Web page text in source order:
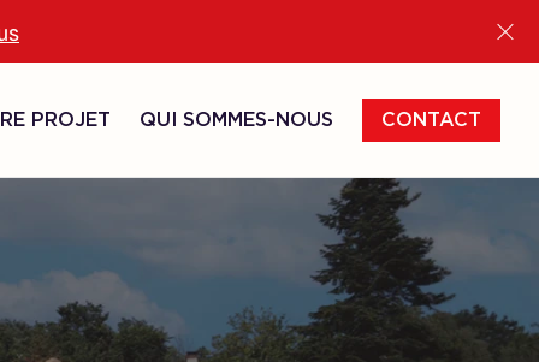
PROJET QUI SOMMES-NOUS CONTACT